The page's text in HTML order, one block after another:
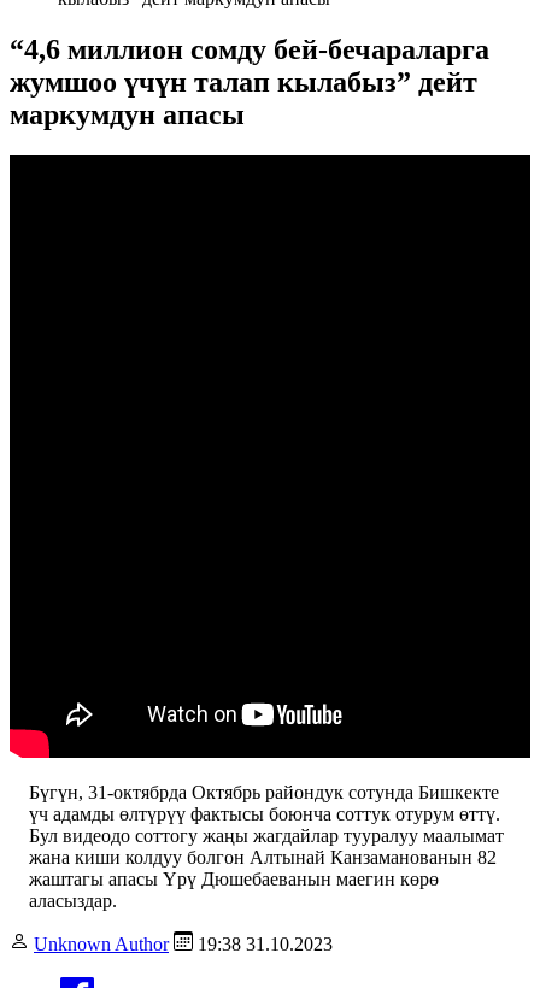
“4,6 миллион сомду бей-бечараларга
жумшоо үчүн талап кылабыз” дейт
маркумдун апасы
Бүгүн, 31-октябрда Октябрь райондук сотунда Бишкекте
үч адамды өлтүрүү фактысы боюнча соттук отурум өттү.
Бул видеодо соттогу жаңы жагдайлар тууралуу маалымат
жана киши колдуу болгон Алтынай Канзаманованын 82
жаштагы апасы Үрү Дюшебаеванын маегин көрө
аласыздар.
Unknown Author 19:38 31.10.2023